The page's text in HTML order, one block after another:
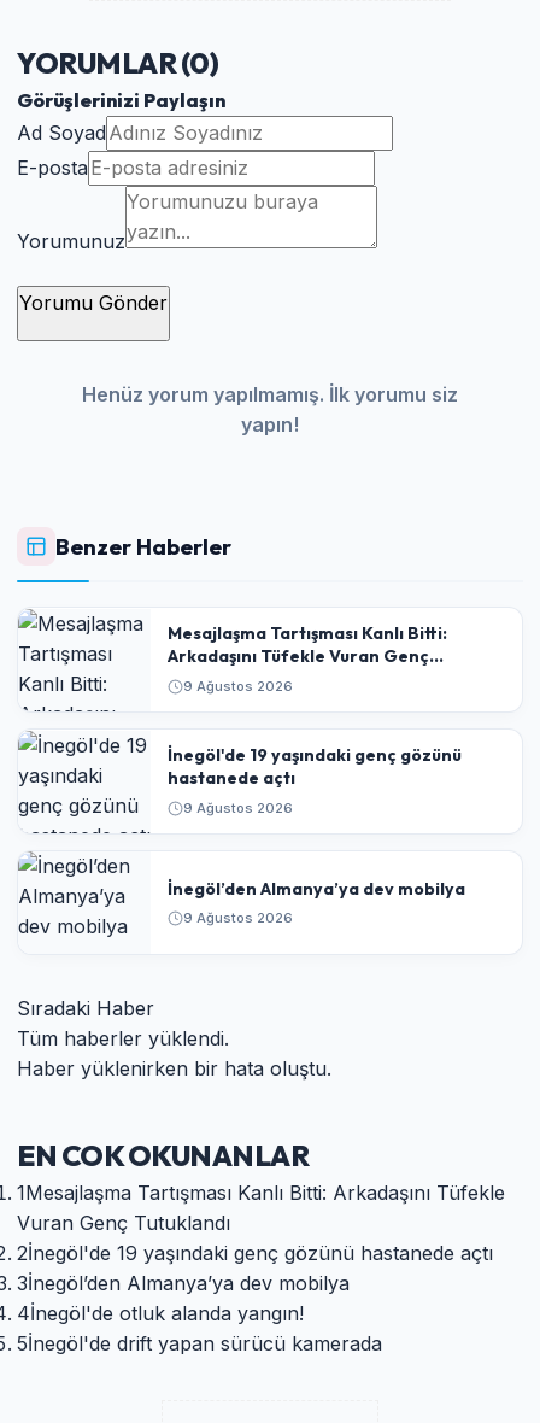
YORUMLAR (0)
Görüşlerinizi Paylaşın
Ad Soyad
E-posta
Yorumunuz
Yorumu Gönder
Henüz yorum yapılmamış. İlk yorumu siz
yapın!
Benzer Haberler
​Mesajlaşma Tartışması Kanlı Bitti:
Arkadaşını Tüfekle Vuran Genç
Tutuklandı
9 Ağustos 2026
İnegöl'de 19 yaşındaki genç gözünü
hastanede açtı
9 Ağustos 2026
İnegöl’den Almanya’ya dev mobilya
9 Ağustos 2026
Sıradaki Haber
Tüm haberler yüklendi.
Haber yüklenirken bir hata oluştu.
EN COK OKUNANLAR
1​Mesajlaşma Tartışması Kanlı Bitti: Arkadaşını Tüfekle
Vuran Genç Tutuklandı
2İnegöl'de 19 yaşındaki genç gözünü hastanede açtı
3İnegöl’den Almanya’ya dev mobilya
4İnegöl'de otluk alanda yangın!
5İnegöl'de drift yapan sürücü kamerada